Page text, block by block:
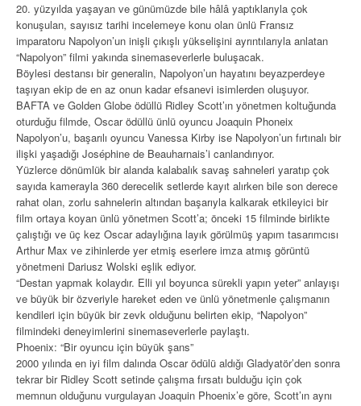
20. yüzyılda yaşayan ve günümüzde bile hâlâ yaptıklarıyla çok
konuşulan, sayısız tarihi incelemeye konu olan ünlü Fransız
imparatoru Napolyon’un inişli çıkışlı yükselişini ayrıntılarıyla anlatan
“Napolyon” filmi yakında sinemaseverlerle buluşacak.
Böylesi destansı bir generalin, Napolyon’un hayatını beyazperdeye
taşıyan ekip de en az onun kadar efsanevi isimlerden oluşuyor.
BAFTA ve Golden Globe ödüllü Ridley Scott’ın yönetmen koltuğunda
oturduğu filmde, Oscar ödüllü ünlü oyuncu Joaquin Phoneix
Napolyon’u, başarılı oyuncu Vanessa Kirby ise Napolyon’un fırtınalı bir
ilişki yaşadığı Joséphine de Beauharnais’i canlandırıyor.
Yüzlerce dönümlük bir alanda kalabalık savaş sahneleri yaratıp çok
sayıda kamerayla 360 derecelik setlerde kayıt alırken bile son derece
rahat olan, zorlu sahnelerin altından başarıyla kalkarak etkileyici bir
film ortaya koyan ünlü yönetmen Scott’a; önceki 15 filminde birlikte
çalıştığı ve üç kez Oscar adaylığına layık görülmüş yapım tasarımcısı
Arthur Max ve zihinlerde yer etmiş eserlere imza atmış görüntü
yönetmeni Dariusz Wolski eşlik ediyor.
“Destan yapmak kolaydır. Elli yıl boyunca sürekli yapın yeter” anlayışı
ve büyük bir özveriyle hareket eden ve ünlü yönetmenle çalışmanın
kendileri için büyük bir zevk olduğunu belirten ekip, “Napolyon”
filmindeki deneyimlerini sinemaseverlerle paylaştı.
Phoenix: “Bir oyuncu için büyük şans”
2000 yılında en iyi film dalında Oscar ödülü aldığı Gladyatör’den sonra
tekrar bir Ridley Scott setinde çalışma fırsatı bulduğu için çok
memnun olduğunu vurgulayan Joaquin Phoenix’e göre, Scott’ın aynı